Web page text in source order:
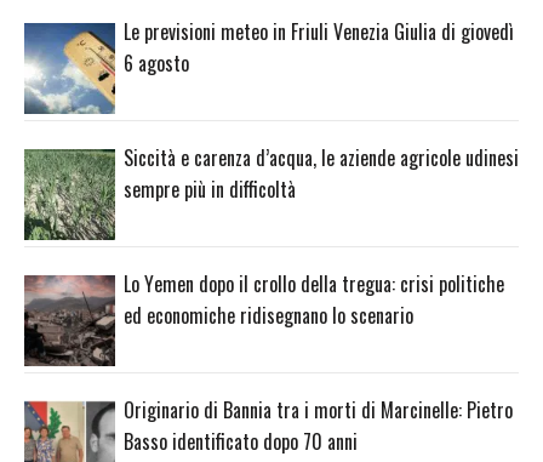
Le previsioni meteo in Friuli Venezia Giulia di giovedì
6 agosto
Siccità e carenza d’acqua, le aziende agricole udinesi
sempre più in difficoltà
Lo Yemen dopo il crollo della tregua: crisi politiche
ed economiche ridisegnano lo scenario
Originario di Bannia tra i morti di Marcinelle: Pietro
Basso identificato dopo 70 anni